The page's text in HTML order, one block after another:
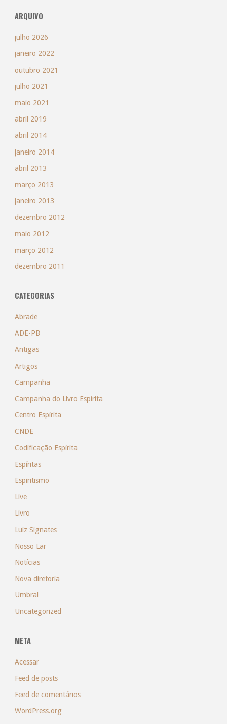
ARQUIVO
julho 2026
janeiro 2022
outubro 2021
julho 2021
maio 2021
abril 2019
abril 2014
janeiro 2014
abril 2013
março 2013
janeiro 2013
dezembro 2012
maio 2012
março 2012
dezembro 2011
CATEGORIAS
Abrade
ADE-PB
Antigas
Artigos
Campanha
Campanha do Livro Espírita
Centro Espírita
CNDE
Codificação Espírita
Espíritas
Espiritismo
Live
Livro
Luiz Signates
Nosso Lar
Notícias
Nova diretoria
Umbral
Uncategorized
META
Acessar
Feed de posts
Feed de comentários
WordPress.org